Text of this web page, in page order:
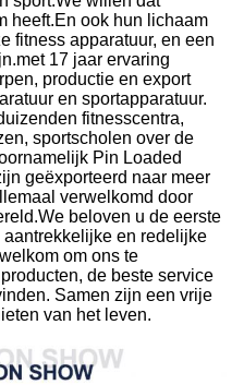
heeft.En ook hun lichaam
fitness apparatuur, en een
17 jaar ervaring
productie en export
en sportapparatuur.
fitnesscentra,
sportscholen over de
Pin Loaded
geëxporteerd naar meer
verwelkomd door
beloven u de eerste
en redelijke
om ons te
de beste service
Samen zijn een vrije
van het leven.